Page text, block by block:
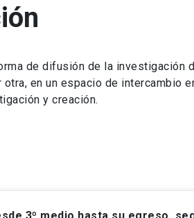
de difusión de la
en un espacio de intercambio
y creación.
3º medio hasta su egreso,